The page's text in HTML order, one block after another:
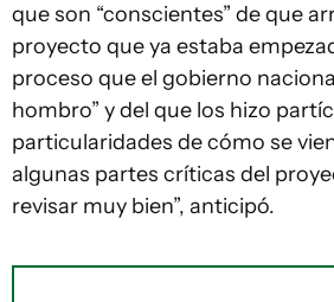
que son “conscientes” de que
proyecto que ya estaba
proceso que el gobierno
hombro” y del que los hizo
particularidades de cómo se
algunas partes críticas del
revisar muy bien”, anticipó.